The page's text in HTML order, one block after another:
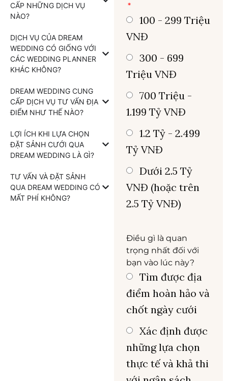
CẤP NHỮNG DỊCH VỤ
NÀO?
DỊCH VỤ CỦA DREAM
WEDDING CÓ GIỐNG VỚI
CÁC WEDDING PLANNER
KHÁC KHÔNG?
DREAM WEDDING CUNG
CẤP DỊCH VỤ TƯ VẤN ĐỊA
ĐIỂM NHƯ THẾ NÀO?
LỢI ÍCH KHI LỰA CHỌN
ĐẶT SẢNH CƯỚI QUA
DREAM WEDDING LÀ GÌ?
TƯ VẤN VÀ ĐẶT SẢNH
QUA DREAM WEDDING CÓ
MẤT PHÍ KHÔNG?
100 - 299 Triệu
VNĐ
300 - 699
Triệu VNĐ
700 Triệu -
1.199 Tỷ VNĐ
1.2 Tỷ - 2.499
Tỷ VNĐ
Dưới 2.5 Tỷ
VNĐ (hoặc trên
2.5 Tỷ VNĐ)
Điều gì là quan
trọng nhất đối với
bạn vào lúc này?
Tìm được địa
điểm hoàn hảo và
chốt ngày cưới
Xác định được
những lựa chọn
thực tế và khả thi